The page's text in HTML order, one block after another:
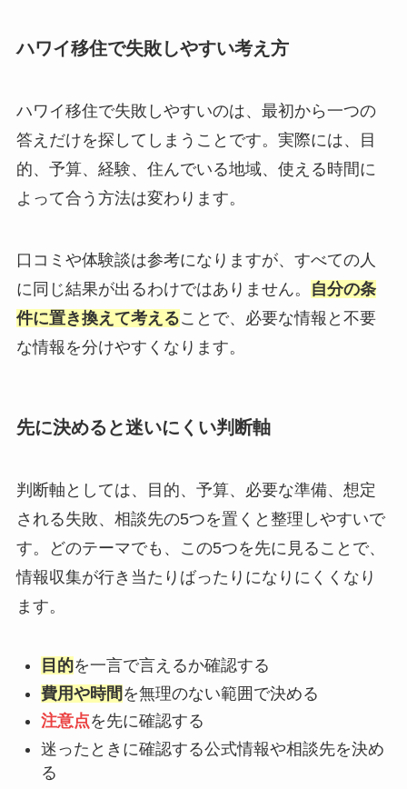
ハワイ移住で失敗しやすい考え方
ハワイ移住で失敗しやすいのは、最初から一つの
答えだけを探してしまうことです。実際には、目
的、予算、経験、住んでいる地域、使える時間に
よって合う方法は変わります。
口コミや体験談は参考になりますが、すべての人
に同じ結果が出るわけではありません。
自分の条
件に置き換えて考えることで、必要な情報と不要
な情報を分けやすくなります。
先に決めると迷いにくい判断軸
判断軸としては、目的、予算、必要な準備、想定
される失敗、相談先の5つを置くと整理しやすいで
す。どのテーマでも、この5つを先に見ることで、
情報収集が行き当たりばったりになりにくくなり
ます。
目的を一言で言えるか確認する
費用や時間 を無理のない範囲で決める
注意点を先に確認する
迷ったときに確認する公式情報や相談先を決め
る